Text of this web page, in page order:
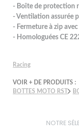
- Boîte de protection
- Ventilation assurée
- Fermeture à zip
- Homologuées CE
Racing
VOIR + DE PRODUITS :
BOTTES MOTO RST
NOTRE